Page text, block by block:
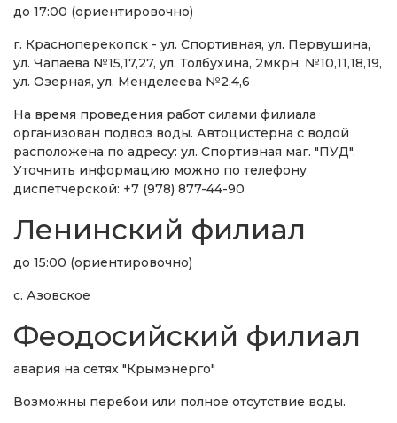
до 17:00 (ориентировочно)
г. Красноперекопск - ул. Спортивная, ул. Первушина,
ул. Чапаева №15,17,27, ул. Толбухина, 2мкрн. №10,11,18,19,
ул. Озерная, ул. Менделеева №2,4,6
На время проведения работ силами филиала
организован подвоз воды. Автоцистерна с водой
расположена по адресу: ул. Спортивная маг. "ПУД".
Уточнить информацию можно по телефону
диспетчерской: +7 (978) 877-44-90
Ленинский филиал
до 15:00 (ориентировочно)
с. Азовское
Феодосийский филиал
авария на сетях "Крымэнерго"
Возможны перебои или полное отсутствие воды.